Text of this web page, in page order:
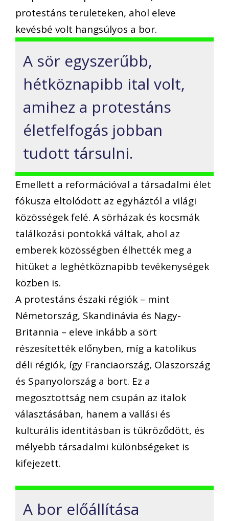
protestáns területeken, ahol eleve
kevésbé volt hangsúlyos a bor.
A sör egyszerűbb,
hétköznapibb ital volt,
amihez a protestáns
életfelfogás jobban
tudott társulni.
Emellett a reformációval a társadalmi élet
fókusza eltolódott az egyháztól a világi
közösségek felé. A sörházak és kocsmák
találkozási pontokká váltak, ahol az
emberek közösségben élhették meg a
hitüket a leghétköznapibb tevékenységek
közben is.
A protestáns északi régiók – mint
Németország, Skandinávia és Nagy-
Britannia – eleve inkább a sört
részesítették előnyben, míg a katolikus
déli régiók, így Franciaország, Olaszország
és Spanyolország a bort. Ez a
megosztottság nem csupán az italok
választásában, hanem a vallási és
kulturális identitásban is tükröződött, és
mélyebb társadalmi különbségeket is
kifejezett.
A bor előállítása